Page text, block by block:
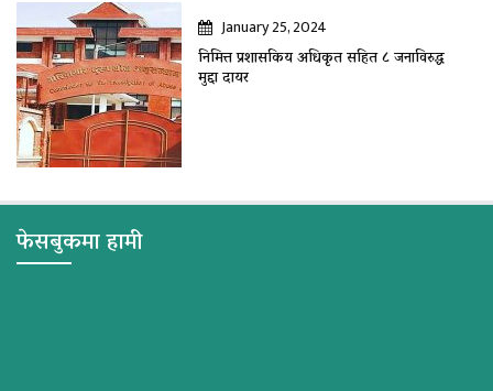
January 25, 2024
निमित्त प्रशासकिय अधिकृत सहित ८ जनाविरुद्ध
मुद्दा दायर
फेसबुकमा हामी